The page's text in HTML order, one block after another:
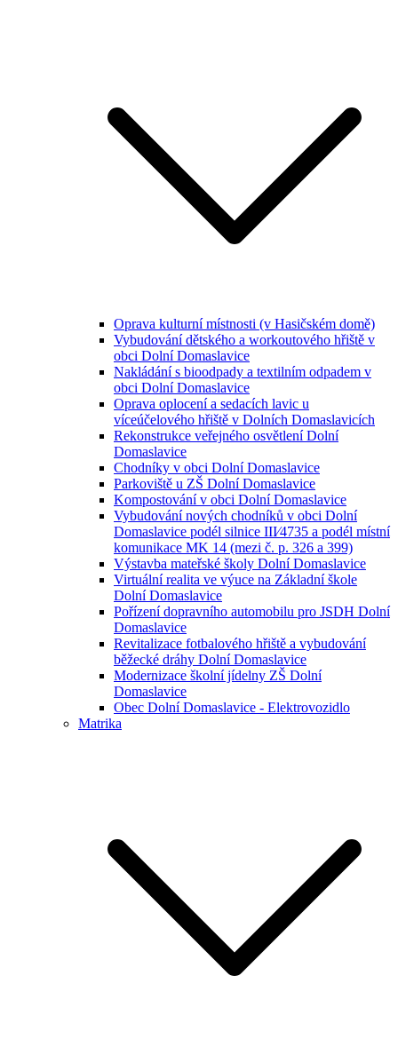
Oprava kulturní místnosti (v Hasičském domě)
Vybudování dětského a workoutového hřiště v
obci Dolní Domaslavice
Nakládání s bioodpady a textilním odpadem v
obci Dolní Domaslavice
Oprava oplocení a sedacích lavic u
víceúčelového hřiště v Dolních Domaslavicích
Rekonstrukce veřejného osvětlení Dolní
Domaslavice
Chodníky v obci Dolní Domaslavice
Parkoviště u ZŠ Dolní Domaslavice
Kompostování v obci Dolní Domaslavice
Vybudování nových chodníků v obci Dolní
Domaslavice podél silnice III⁄4735 a podél místní
komunikace MK 14 (mezi č. p. 326 a 399)
Výstavba mateřské školy Dolní Domaslavice
Virtuální realita ve výuce na Základní škole
Dolní Domaslavice
Pořízení dopravního automobilu pro JSDH Dolní
Domaslavice
Revitalizace fotbalového hřiště a vybudování
běžecké dráhy Dolní Domaslavice
Modernizace školní jídelny ZŠ Dolní
Domaslavice
Obec Dolní Domaslavice - Elektrovozidlo
Matrika